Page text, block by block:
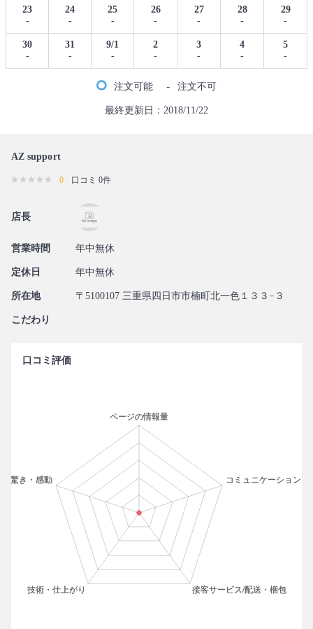
23
-
24
-
25
-
26
-
27
-
28
-
29
-
30
-
31
-
9/1
-
2
-
3
-
4
-
5
-
注文可能 - 注文不可
最終更新日：2018/11/22
AZ support
0 口コミ 0件
店長
営業時間 年中無休
定休日 年中無休
所在地 〒5100107 三重県四日市市楠町北一色１３３−３
こだわり
口コミ評価